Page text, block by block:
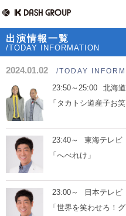
出演情報一覧
/TODAY INFORMATION
2024.01.02 /TODAY
23:50～25:00
北海
「タカトシ道産子お
23:40～
東海テレビ
「へべれけ」
23:00～
日本テレビ
「世界を笑わせろ！